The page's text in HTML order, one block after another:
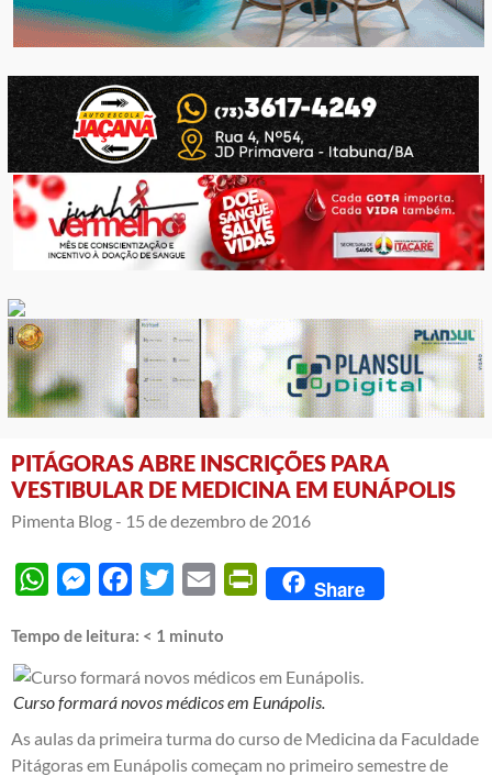
PITÁGORAS ABRE INSCRIÇÕES PARA
VESTIBULAR DE MEDICINA EM EUNÁPOLIS
Pimenta Blog - 15 de dezembro de 2016
WhatsAppMessengerFacebook
Twitter Email PrintFriendly
Share
Tempo de leitura: < 1 minuto
Curso formará novos médicos em Eunápolis.
As aulas da primeira turma do curso de Medicina da Faculdade
Pitágoras em Eunápolis começam no primeiro semestre de